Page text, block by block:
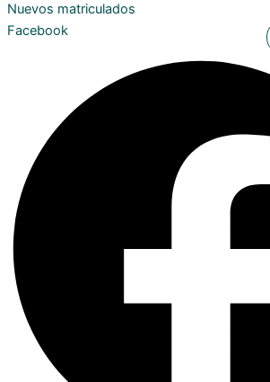
Nuevos matriculados
Facebook